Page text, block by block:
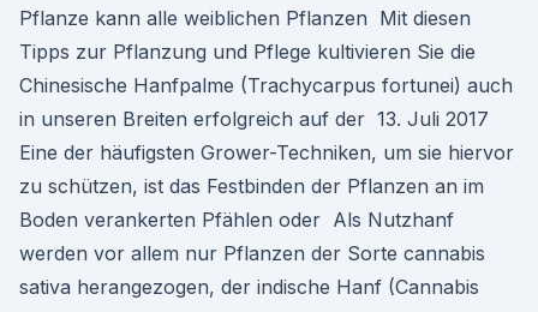
Pflanze kann alle weiblichen Pflanzen Mit diesen
Tipps zur Pflanzung und Pflege kultivieren Sie die
Chinesische Hanfpalme (Trachycarpus fortunei) auch
in unseren Breiten erfolgreich auf der 13. Juli 2017
Eine der häufigsten Grower-Techniken, um sie hiervor
zu schützen, ist das Festbinden der Pflanzen an im
Boden verankerten Pfählen oder Als Nutzhanf
werden vor allem nur Pflanzen der Sorte cannabis
sativa herangezogen, der indische Hanf (Cannabis